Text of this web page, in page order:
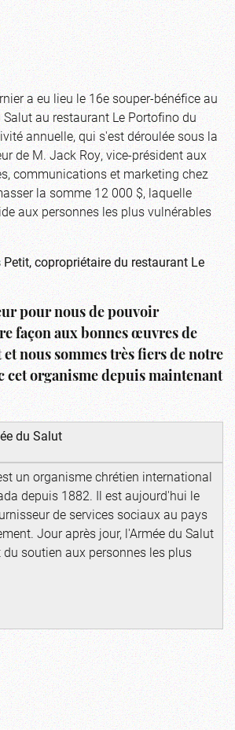
a eu lieu le 16e souper-bénéfice au
Salut au restaurant Le Portofino du
annuelle, qui s'est déroulée sous la
de M. Jack Roy, vice-président aux
communications et marketing chez
la somme 12 000 $, laquelle
aux personnes les plus vulnérables
copropriétaire du restaurant Le
pour nous de pouvoir
façon aux bonnes œuvres de
nous sommes très fiers de notre
cet organisme depuis maintenant
du Salut
un organisme chrétien international
depuis 1882. Il est aujourd'hui le
de services sociaux au pays
Jour après jour, l'Armée du Salut
soutien aux personnes les plus